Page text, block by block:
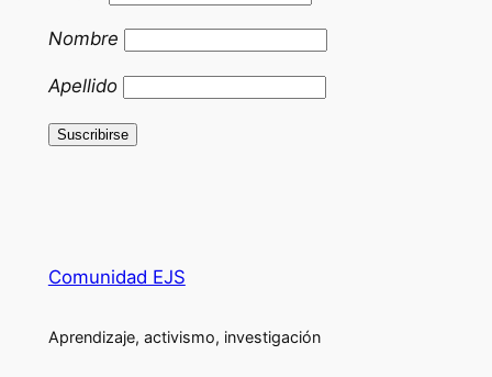
Nombre
Apellido
Comunidad EJS
Aprendizaje, activismo, investigación